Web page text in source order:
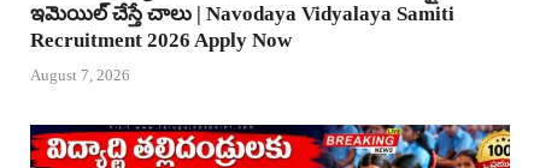
ఇమెయిల్ చేస్తే చాలు | Navodaya Vidyalaya Samiti
Recruitment 2026 Apply Now
August 7, 2026